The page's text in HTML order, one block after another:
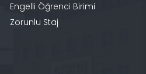
Engelli Öğrenci Birimi
Zorunlu Staj